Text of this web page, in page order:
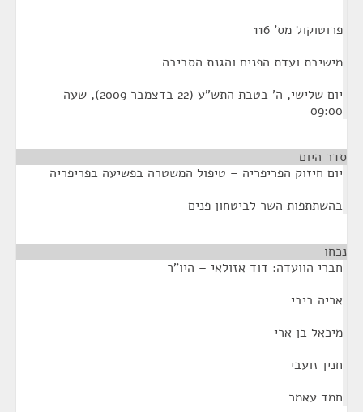
פרוטוקול מס' 116
מישיבת ועדת הפנים והגנת הסביבה
יום שלישי, ה' בטבת התש"ע (22 בדצמבר 2009), שעה
09:00
סדר היום
יום חיזוק הפריפריה – טיפול המשטרה בפשיעה בפריפריה
בהשתתפות השר לביטחון פנים
נכחו
חברי הוועדה: דוד אזולאי – היו"ר
אריה ביבי
מיכאל בן ארי
חנין זועבי
חמד עאמר